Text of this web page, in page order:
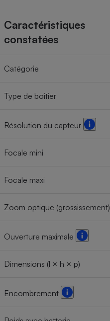
Caractéristiques
constatées
Catégorie
Type de boitier
Résolution du capteur
Focale mini
Focale maxi
Zoom optique (grossissement)
Ouverture maximale
Dimensions (l × h × p)
Encombrement